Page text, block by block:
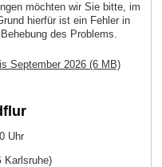
möchten wir Sie bitte, im
hierfür ist ein Fehler in
des Problems.
September 2026 (6 MB)
Uhr
Karlsruhe)